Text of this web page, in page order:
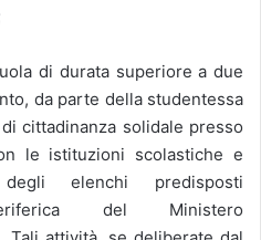
di durata superiore a due
da parte della studentessa
cittadinanza solidale presso
le istituzioni scolastiche e
degli elenchi predisposti
del Ministero